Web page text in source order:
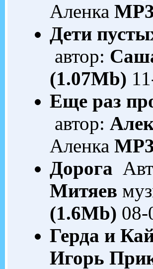
Аленка
Дети
автор:
(1.07Mb)
Еще раз
автор:
Аленка
Дорога
Митяев
(1.6Mb) 08-
Герда и
Игорь